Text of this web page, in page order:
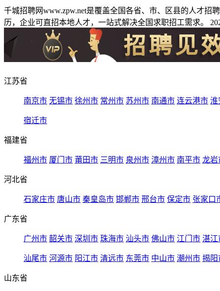
千城招聘网www.zpw.net是覆盖全国各省、市、区县的人才
历，企业可直招本地人才，一站式解决全国求职招工需求。
江苏省
南京市 无锡市 徐州市 常州市 苏州市 南通市 连云港市 淮
宿迁市
福建省
福州市 厦门市 莆田市 三明市 泉州市 漳州市 南平市 龙岩
河北省
石家庄市 唐山市 秦皇岛市 邯郸市 邢台市 保定市 张家口
广东省
广州市 韶关市 深圳市 珠海市 汕头市 佛山市 江门市 湛江
汕尾市 河源市 阳江市 清远市 东莞市 中山市 潮州市 揭阳
山东省